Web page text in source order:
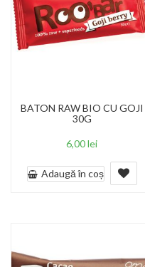
BATON RAW BIO CU GOJI
30G
6,00lei
Adaugă în coș